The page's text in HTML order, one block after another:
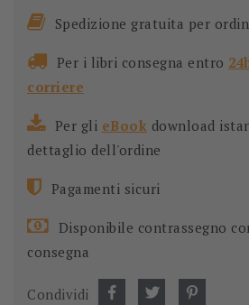
Spedizione gratuita per
Per i libri consegna entro
corriere
Per gli eBook download
dettaglio dell'ordine
Pagamenti sicuri
Disponibile contrassegno
consegna
Condividi